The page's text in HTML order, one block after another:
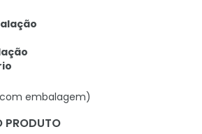
embalagem)
PRODUTO